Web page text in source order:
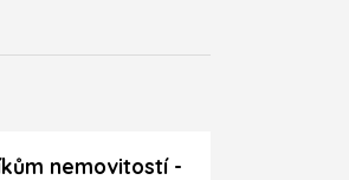
nemovitostí -